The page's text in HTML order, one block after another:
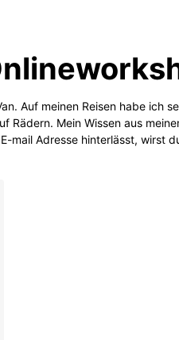
Auf meinen Reisen habe ich
Rädern. Mein Wissen aus
mail Adresse hinterlässt, wirst